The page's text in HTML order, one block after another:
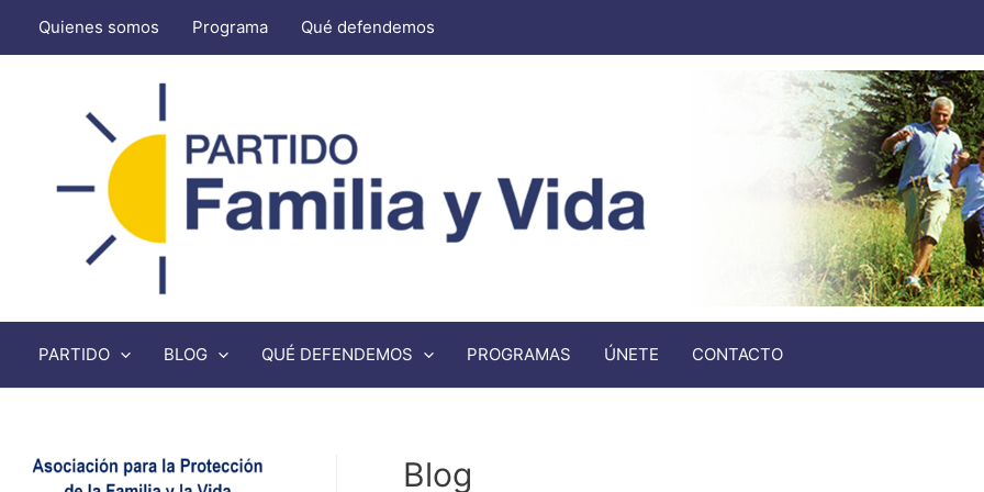
Quienes somos Programa Qué defendemos
PARTIDO BLOG QUÉ DEFENDEMOS PROGRAMAS ÚNETE CONTACTO
Blog